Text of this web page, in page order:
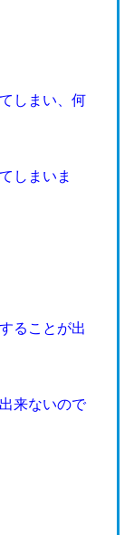
しまい、何
しまいま
ることが出
来ないので